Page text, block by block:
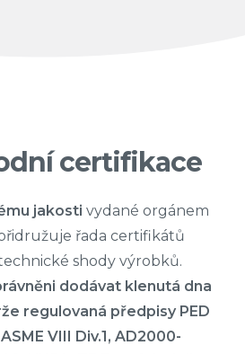
certifikace
jakosti vydané orgánem
řada certifikátů
shody výrobků.
dodávat klenutá dna
regulovaná předpisy PED
VIII Div.1, AD2000-